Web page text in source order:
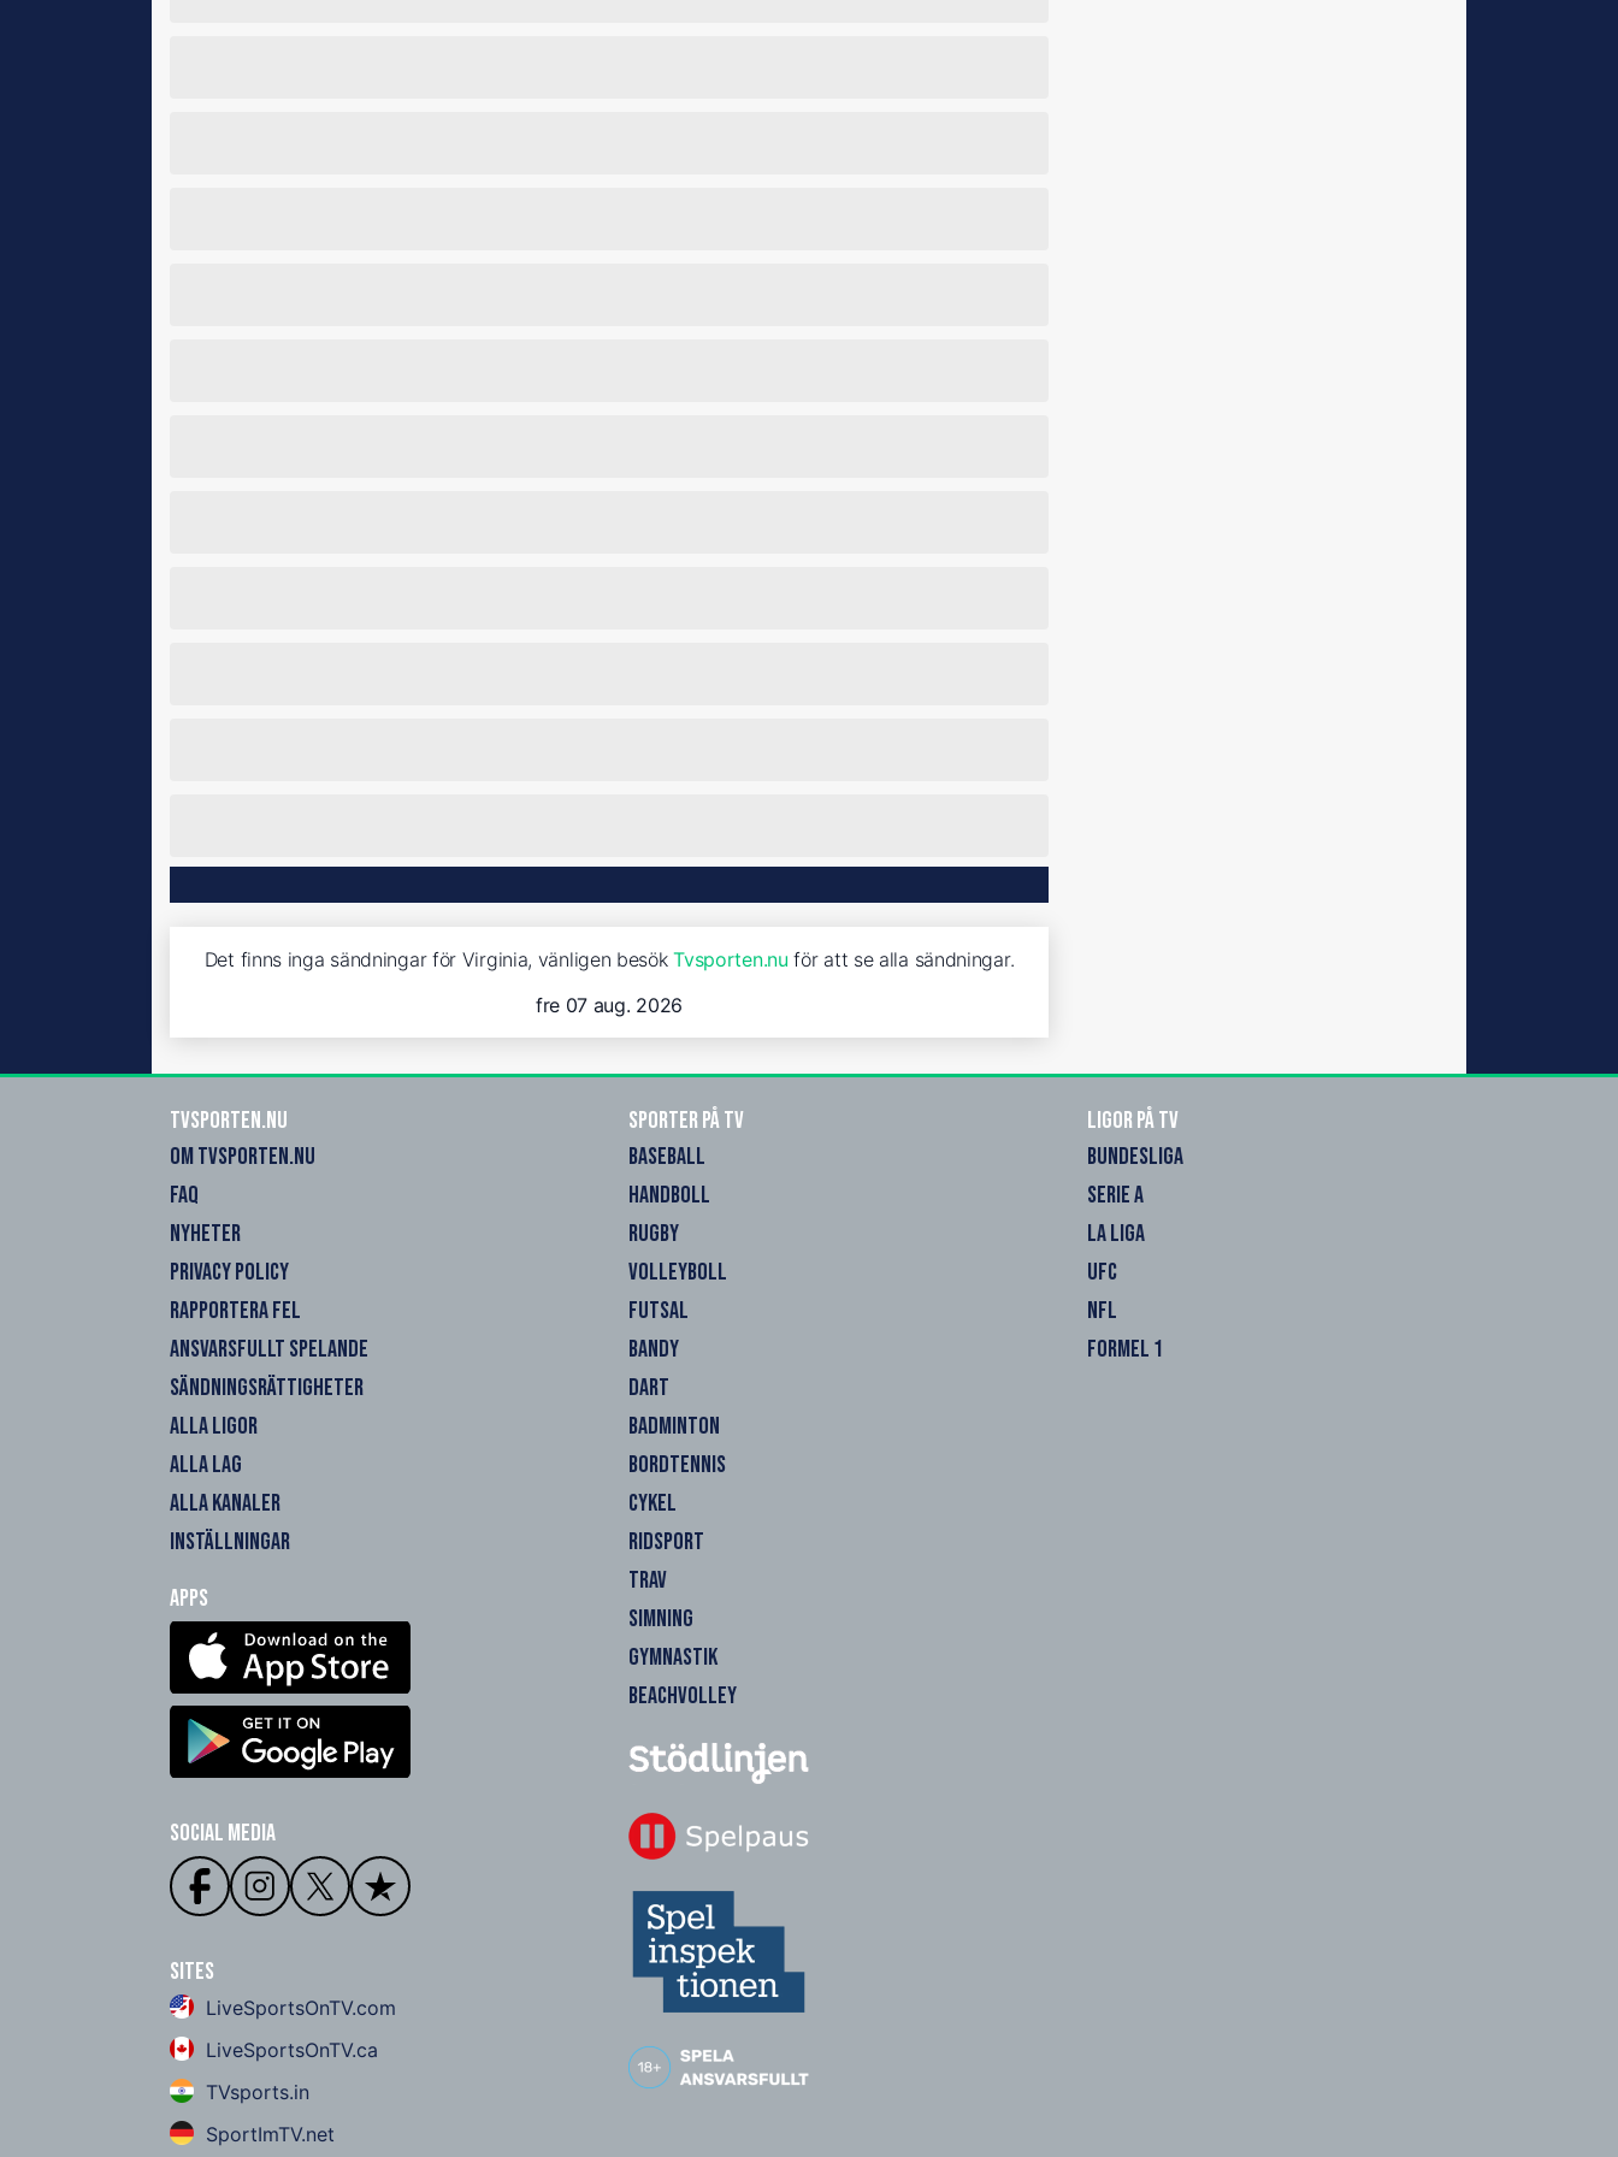
Det finns inga sändningar för Virginia, vänligen besökTvsporten.nu för att se alla sändningar.
fre 07 aug. 2026
Tvsporten.nu
OM TVSPORTEN.NU
FAQ
NYHETER
PRIVACY POLICY
RAPPORTERA FEL
ANSVARSFULLT SPELANDE
SÄNDNINGSRÄTTIGHETER
ALLA LIGOR
ALLA LAG
ALLA KANALER
INSTÄLLNINGAR
Apps
Social Media
Sites
LiveSportsOnTV.com
LiveSportsOnTV.ca
TVsports.in
SportImTV.net
Sporter på TV
BASEBALL
HANDBOLL
RUGBY
VOLLEYBOLL
FUTSAL
BANDY
DART
BADMINTON
BORDTENNIS
CYKEL
RIDSPORT
TRAV
SIMNING
GYMNASTIK
BEACHVOLLEY
Ligor på TV
BUNDESLIGA
SERIE A
LA LIGA
UFC
NFL
FORMEL 1